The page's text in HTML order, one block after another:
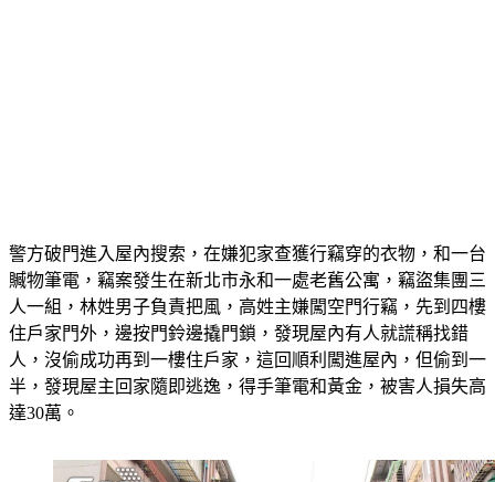
贓物筆電，竊案發生在新北市永和一處老舊公寓，竊盜集團三
人一組，林姓男子負責把風，高姓主嫌闖空門行竊，先到四樓
住戶家門外，邊按門鈴邊撬門鎖，發現屋內有人就謊稱找錯
人，沒偷成功再到一樓住戶家，這回順利闖進屋內，但偷到一
半，發現屋主回家隨即逃逸，得手筆電和黃金，被害人損失高
達30萬。